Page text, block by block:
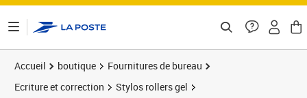
Accueil boutique
Fournitures de bureau
Ecriture et correction
Stylos rollers gel